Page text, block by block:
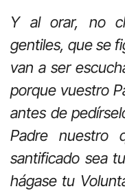
Y al orar, no
gentiles, que se
van a ser
porque vuestro
antes de
Padre nuestro
santificado sea
hágase tu